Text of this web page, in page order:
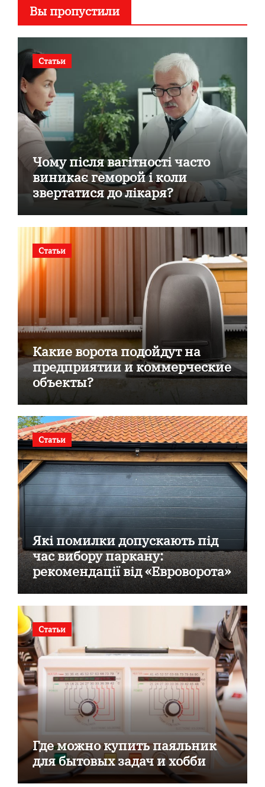
Вы пропустили
Статьи
Чому після вагітності часто
виникає геморой і коли
звертатися до лікаря?
Статьи
Какие ворота подойдут на
предприятии и коммерческие
объекты?
Статьи
Які помилки допускають під
час вибору паркану:
рекомендації від «Евроворота»
Статьи
Где можно купить паяльник
для бытовых задач и хобби